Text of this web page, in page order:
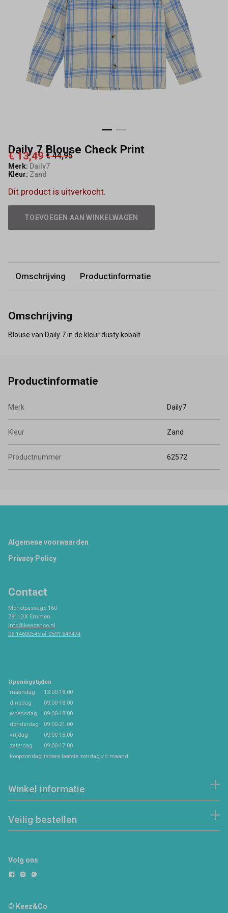
Daily 7 Blouse Check Print
€ 13,49 € 44,95
Merk: Daily7
Kleur: Zand
Dit product is uitverkocht.
TOEVOEGEN AAN WINKELWAGEN
Omschrijving Productinformatie
Omschrijving
Blouse van Daily 7 in de kleur dusty kobalt
Productinformatie
Merk Daily7
Kleur Zand
Productnummer 62572
Footer
Algemene voorwaarden
Privacy Policy
Contact
Monetpassage 160
7811DX Emmen
info@keezenco.nl
06-14600545 of 0591-649474
Openingstijden
maandag
13:00-18:00
dinsdag
09:00-18:00
woensdag
09:00-18:00
donderdag
09:00-21:00
vrijdag
09:00-18:00
zaterdag
09:00-17:00
koopzondag iedere laatste zondag vd maand
Winkel informatie
Veilig bestellen
Volg ons
© Keez&Co